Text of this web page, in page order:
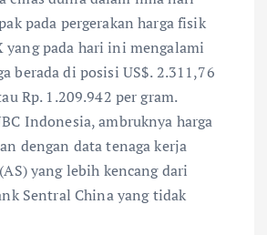
pada pergerakan harga fisik
yang pada hari ini mengalami
berada di posisi US$. 2.311,76
Rp. 1.209.942 per gram.
Indonesia, ambruknya harga
dengan data tenaga kerja
yang lebih kencang dari
Sentral China yang tidak